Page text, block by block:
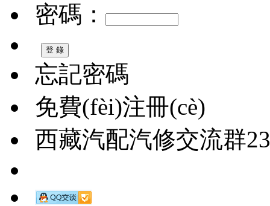
密碼：
忘記密碼
免費(fèi)注冊(cè)
西藏汽配汽修交流群